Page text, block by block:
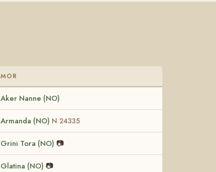
MOR
Aker Nanne (NO)
Armanda (NO) N 24335
Grini Tora (NO) 📷
Glatina (NO) 📷